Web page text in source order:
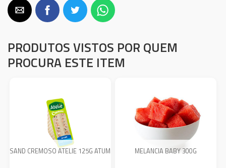
PRODUTOS VISTOS POR QUEM
PROCURA ESTE ITEM
SAND CREMOSO ATELIE 125G ATUM MELANCIA BABY 300G